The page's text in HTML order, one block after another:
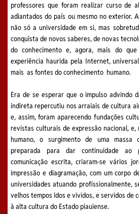
professores que foram realizar curso de
adiantados do país ou mesmo no exterior.
não só a universidade em si, mas
conquista de novos saberes, de novas
do conhecimento e, agora, mais do
experiência haurida pela Internet,
mais as fontes do conhecimento humano.
Era de se esperar que o impulso advindo
indireta repercutiu nos arraiais de cultura
e, assim, foram aparecendo fundações
revistas culturais de expressão nacional,
humano, o surgimento de uma massa
preparada para dar continuidade ao
comunicação escrita, criaram-se vários
impressão e diagramação, com um corpo
universidades atuando profissionalmente,
velhos tempos idos e vividos, e servidos de
à alta cultura do Estado piauiense.